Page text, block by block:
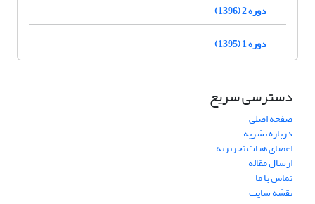
دوره 2 (1396)
دوره 1 (1395)
دسترسی سریع
صفحه اصلی
درباره نشریه
اعضای هیات تحریریه
ارسال مقاله
تماس با ما
نقشه سایت